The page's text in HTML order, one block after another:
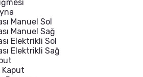
Manuel Sol
Manuel Sağ
Elektrikli Sol
Elektrikli Sağ
Kaput